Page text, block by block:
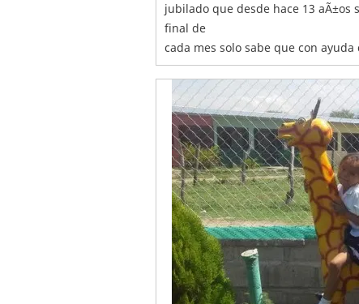
jubilado que desde hace 13 aÃ±os
final de
cada mes solo sabe que con